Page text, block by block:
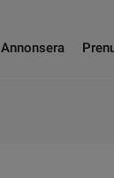
Annonsera